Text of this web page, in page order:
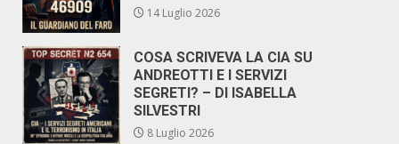
14 Luglio 2026
COSA SCRIVEVA LA CIA SU
ANDREOTTI E I SERVIZI
SEGRETI? – DI ISABELLA
SILVESTRI
8 Luglio 2026